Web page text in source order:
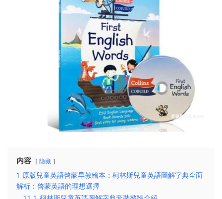
内容 隐藏
1 原版兒童英語啓蒙早教繪本：柯林斯兒童英語圖解字典全面
解析：啓蒙英語的理想選擇